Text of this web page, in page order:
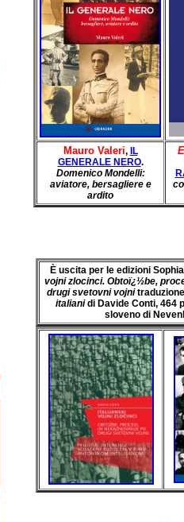
Mauro Valeri, IL
GENERALE NERO.
Domenico Mondelli:
aviatore, bersagliere e
ardito
È uscita per le edizioni
vojni zlocinci. Obtoï¿½be,
drugi svetovni vojni
italianidi Davide Conti, 464
sloveno di